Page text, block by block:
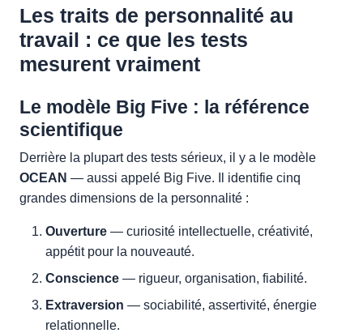
Les traits de personnalité au
travail : ce que les tests
mesurent vraiment
Le modèle Big Five : la référence
scientifique
Derrière la plupart des tests sérieux, il y a le modèle
OCEAN — aussi appelé Big Five. Il identifie cinq
grandes dimensions de la personnalité :
Ouverture — curiosité intellectuelle, créativité,
appétit pour la nouveauté.
Conscience — rigueur, organisation, fiabilité.
Extraversion — sociabilité, assertivité, énergie
relationnelle.